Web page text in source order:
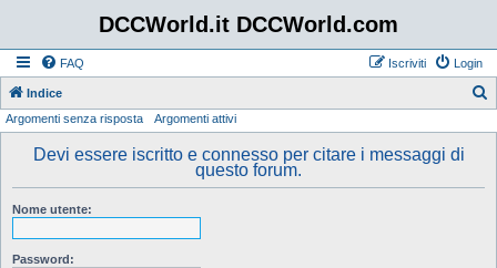
DCCWorld.it DCCWorld.com
FAQ Login
Iscriviti
Indice
Argomenti senza risposta Argomenti attivi
Devi essere iscritto e connesso per citare i messaggi di
questo forum.
Nome utente:
Password: